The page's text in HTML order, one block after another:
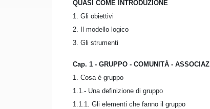
QUASI COME INTRODUZIONE
1. Gli obiettivi
2. Il modello logico
3. Gli strumenti
Cap. 1 - GRUPPO - COMUNITÀ -
1. Cosa è gruppo
1.1.- Una definizione di gruppo
1.1.1. Gli elementi che fanno il gruppo